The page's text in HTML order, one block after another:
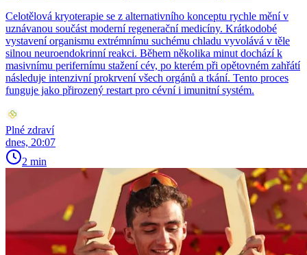
Celotělová kryoterapie se z alternativního konceptu rychle mění v
uznávanou součást moderní regenerační medicíny. Krátkodobé
vystavení organismu extrémnímu suchému chladu vyvolává v těle
silnou neuroendokrinní reakci. Během několika minut dochází k
masivnímu perifernímu stažení cév, po kterém při opětovném zahřátí
následuje intenzivní prokrvení všech orgánů a tkání. Tento proces
funguje jako přirozený restart pro cévní i imunitní systém.
Plné zdraví
dnes, 20:07
2 min